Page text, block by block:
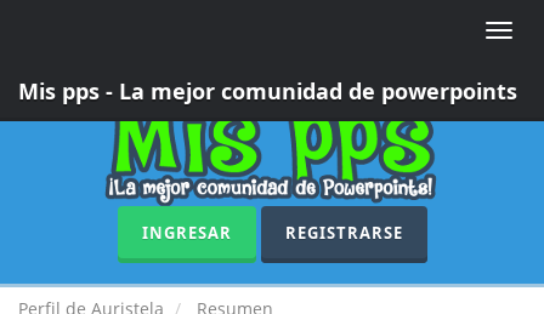
Toggle
Mis pps - La mejor comunidad de powerpoints
INGRESAR REGISTRARSE
Perfil de Auristela Resumen